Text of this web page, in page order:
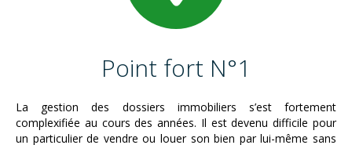
Point fort N°1
La gestion des dossiers immobiliers s’est fortement
complexifiée au cours des années. Il est devenu difficile pour
un particulier de vendre ou louer son bien par lui-même sans